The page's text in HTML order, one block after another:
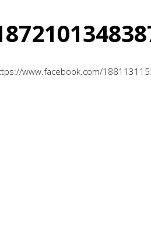
www.facebook.com/